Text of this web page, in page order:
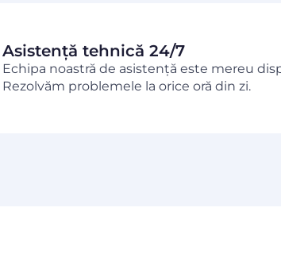
Asistență tehnică 24/7
Echipa noastră de asistență este mereu
Rezolvăm problemele la orice oră din zi.